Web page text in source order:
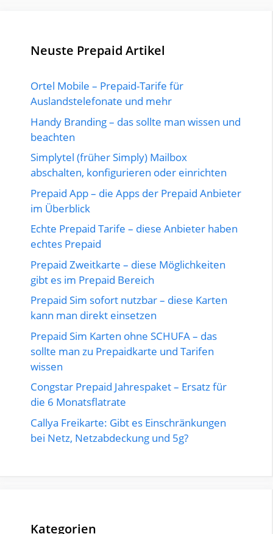
Neuste Prepaid Artikel
Ortel Mobile – Prepaid-Tarife für
Auslandstelefonate und mehr
Handy Branding – das sollte man wissen und
beachten
Simplytel (früher Simply) Mailbox
abschalten, konfigurieren oder einrichten
Prepaid App – die Apps der Prepaid Anbieter
im Überblick
Echte Prepaid Tarife – diese Anbieter haben
echtes Prepaid
Prepaid Zweitkarte – diese Möglichkeiten
gibt es im Prepaid Bereich
Prepaid Sim sofort nutzbar – diese Karten
kann man direkt einsetzen
Prepaid Sim Karten ohne SCHUFA – das
sollte man zu Prepaidkarte und Tarifen
wissen
Congstar Prepaid Jahrespaket – Ersatz für
die 6 Monatsflatrate
Callya Freikarte: Gibt es Einschränkungen
bei Netz, Netzabdeckung und 5g?
Kategorien